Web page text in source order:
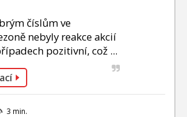
číslům ve
nebyly reakce akcií
pozitivní, což ...
3 min.